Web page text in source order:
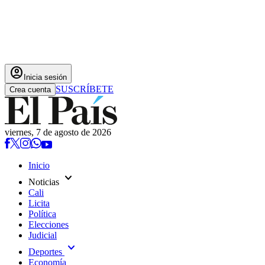
account_circle Inicia sesión
Crea cuenta SUSCRÍBETE
viernes, 7 de agosto de 2026
Inicio
Noticias expand_more
Cali
Licita
Política
Elecciones
Judicial
Deportes expand_more
Economía